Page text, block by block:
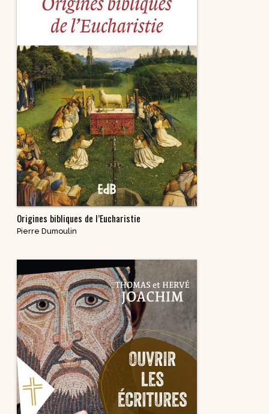
Origines bibliques de l’Eucharistie
Pierre Dumoulin